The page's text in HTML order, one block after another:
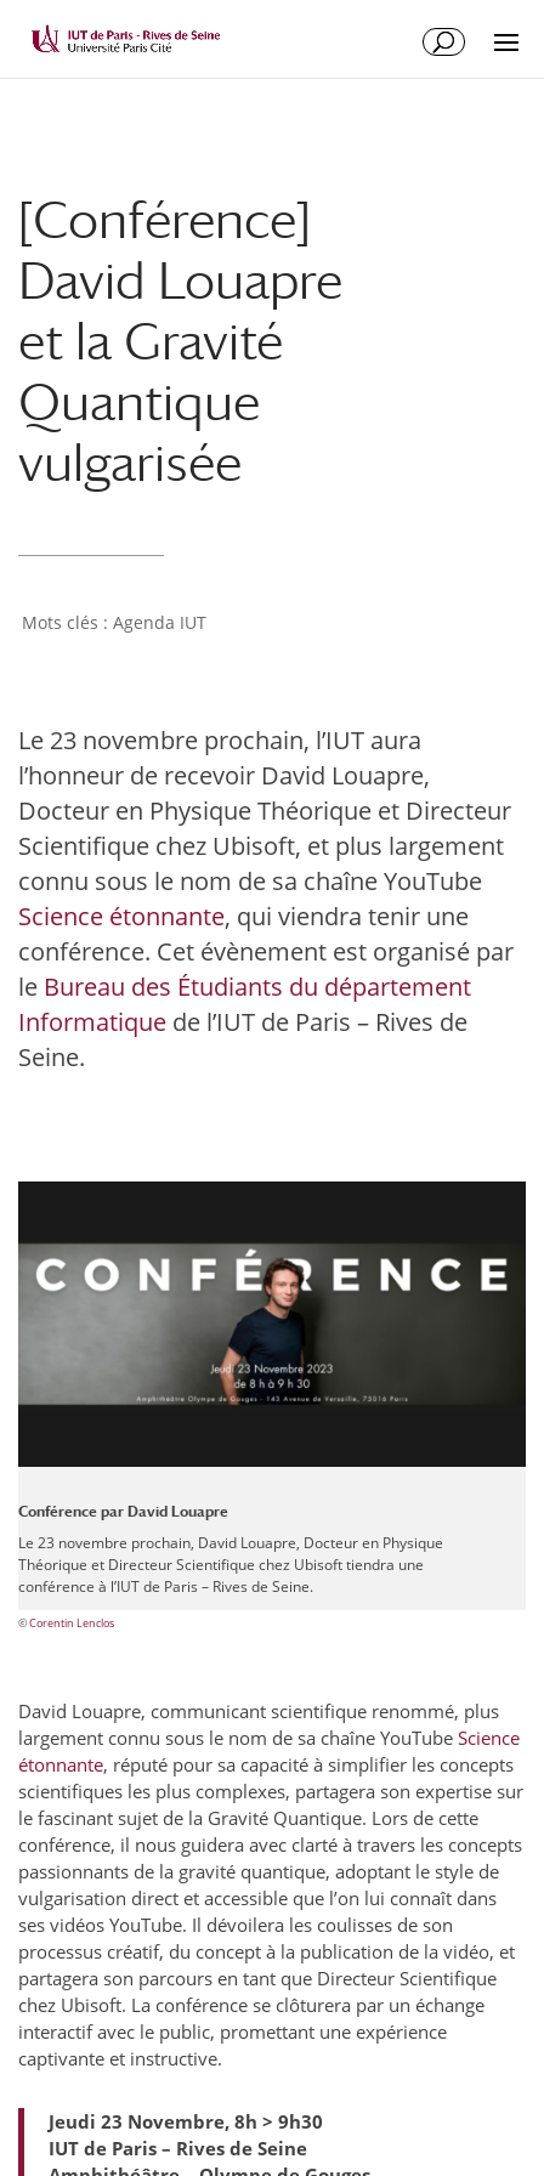
[Conférence]
David Louapre
et la Gravité
Quantique
vulgarisée
Agenda IUT
Le 23 novembre prochain, l’IUT aura
l’honneur de recevoir David Louapre,
Docteur en Physique Théorique et Directeur
Scientifique chez Ubisoft, et plus largement
connu sous le nom de sa chaîne YouTube
Science étonnante, qui viendra tenir une
conférence. Cet évènement est organisé par
le Bureau des Étudiants du département
Informatique de l’IUT de Paris – Rives de
Seine.
Conférence par David Louapre
Le 23 novembre prochain, David Louapre, Docteur en Physique
Théorique et Directeur Scientifique chez Ubisofttiendra une
conférence à l’IUT de Paris – Rives de Seine.
©Corentin Lenclos
David Louapre, communicant scientifique renommé, plus
largement connu sous le nom de sa chaîne YouTube Science
étonnante, réputé pour sa capacité à simplifier les concepts
scientifiques les plus complexes, partagera son expertise sur
le fascinant sujet de la Gravité Quantique. Lors de cette
conférence, il nous guidera avec clarté à travers les concepts
passionnants de la gravité quantique, adoptant le style de
vulgarisation direct et accessible que l’on lui connaît dans
ses vidéos YouTube. Il dévoilera les coulisses de son
processus créatif, du concept à la publication de la vidéo, et
partagera son parcours en tant que Directeur Scientifique
chez Ubisoft. La conférence se clôturera par un échange
interactif avec le public, promettant une expérience
captivante et instructive.
Jeudi 23 Novembre, 8h > 9h30
IUT de Paris – Rives de Seine